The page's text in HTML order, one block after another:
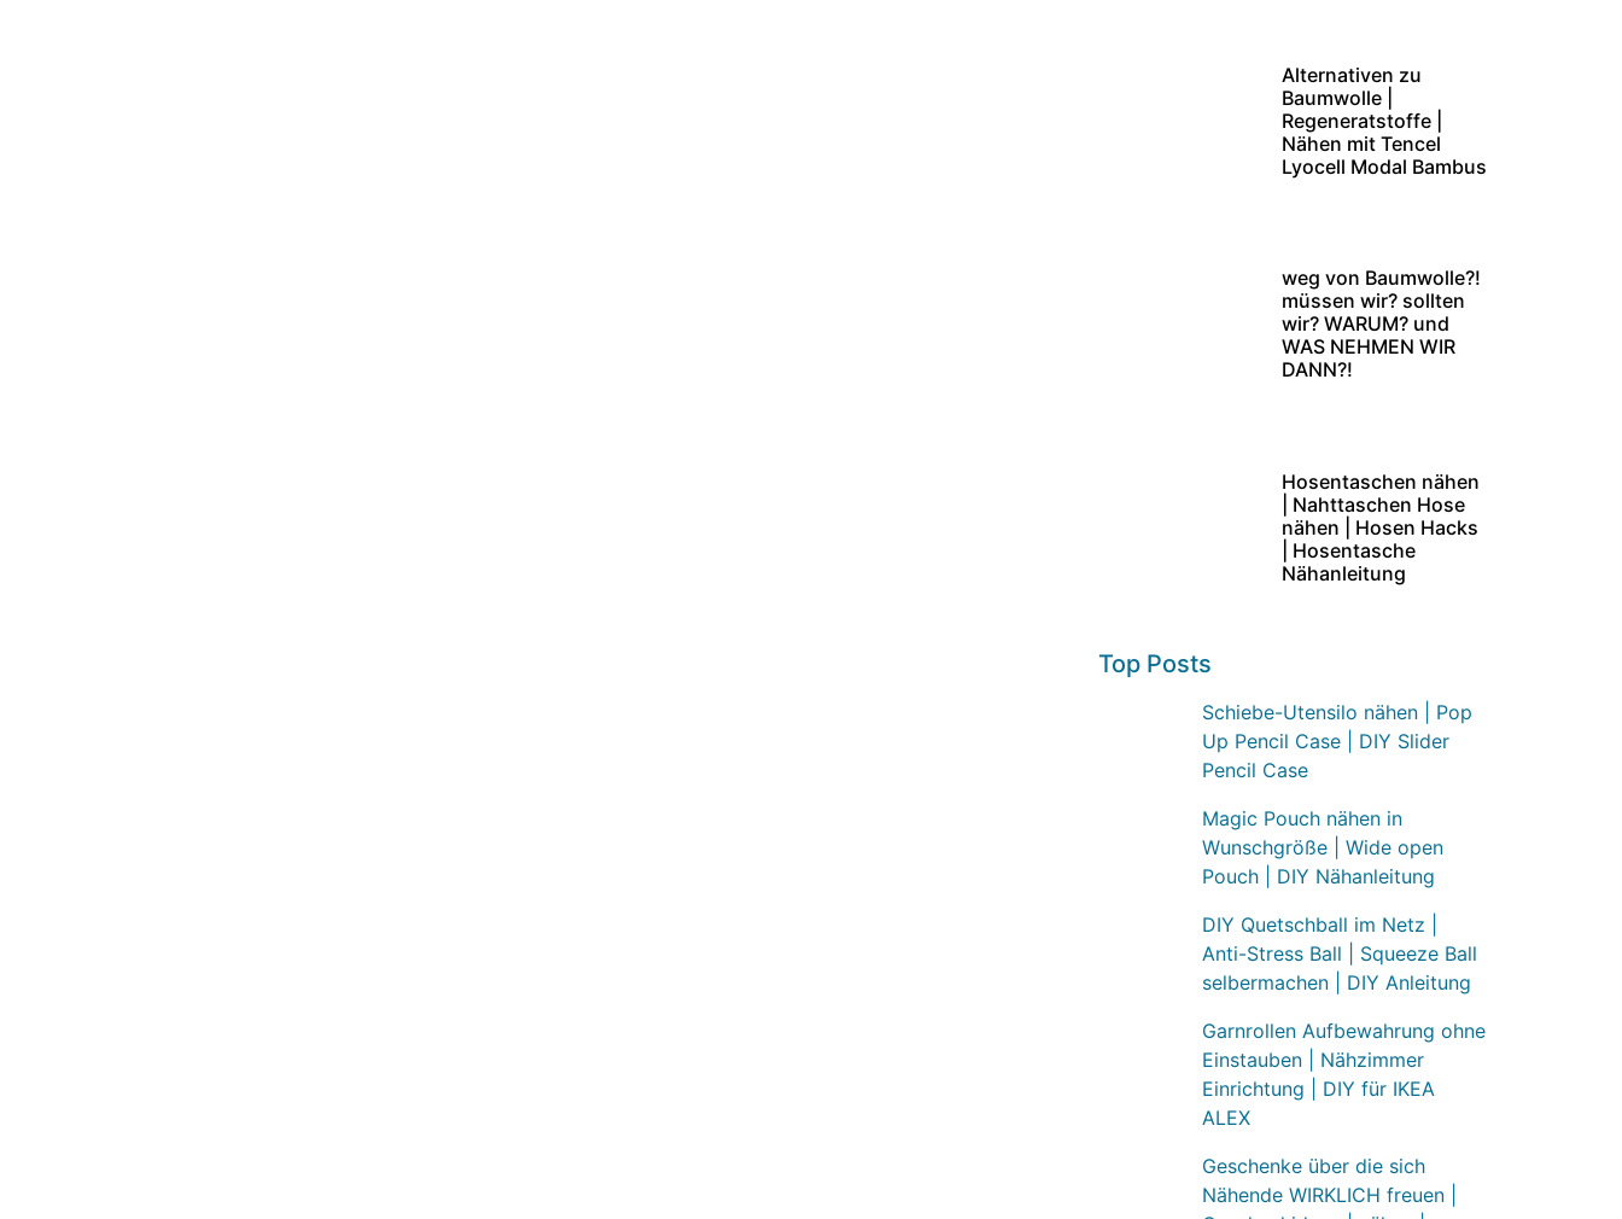
Alternativen zu
Baumwolle |
Regeneratstoffe |
Nähen mit Tencel
Lyocell Modal Bambus
weg von Baumwolle?!
müssen wir? sollten
wir? WARUM? und
WAS NEHMEN WIR
DANN?!
Hosentaschen nähen
| Nahttaschen Hose
nähen | Hosen Hacks
| Hosentasche
Nähanleitung
Top Posts
Schiebe-Utensilo nähen | Pop
Up Pencil Case | DIY Slider
Pencil Case
Magic Pouch nähen in
Wunschgröße | Wide open
Pouch | DIY Nähanleitung
DIY Quetschball im Netz |
Anti-Stress Ball | Squeeze Ball
selbermachen | DIY Anleitung
Garnrollen Aufbewahrung ohne
Einstauben | Nähzimmer
Einrichtung | DIY für IKEA
ALEX
Geschenke über die sich
Nähende WIRKLICH freuen |